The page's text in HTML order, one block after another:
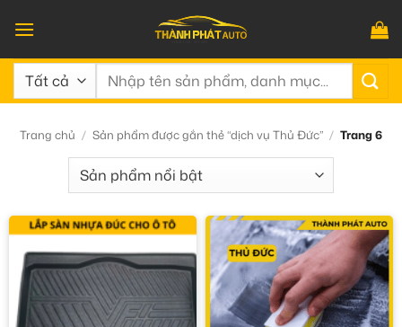
qua
nội
dung
Tìm
Trang chủ / Sản phẩm được gắn thẻ “dịch vụ Thủ Đức” / Trang 6